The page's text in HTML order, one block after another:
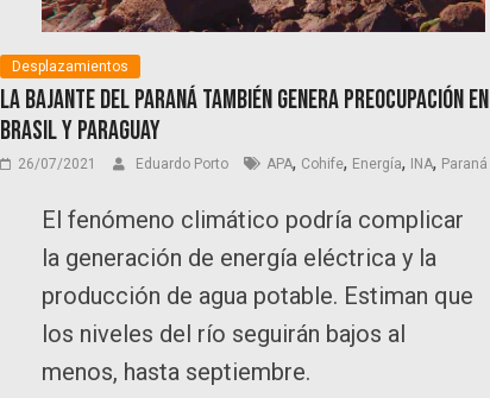
Desplazamientos
La bajante del Paraná también genera preocupación en
Brasil y Paraguay
26/07/2021 Eduardo Porto APA, Cohife, Energía, INA, Paraná
El fenómeno climático podría complicar
la generación de energía eléctrica y la
producción de agua potable. Estiman que
los niveles del río seguirán bajos al
menos, hasta septiembre.